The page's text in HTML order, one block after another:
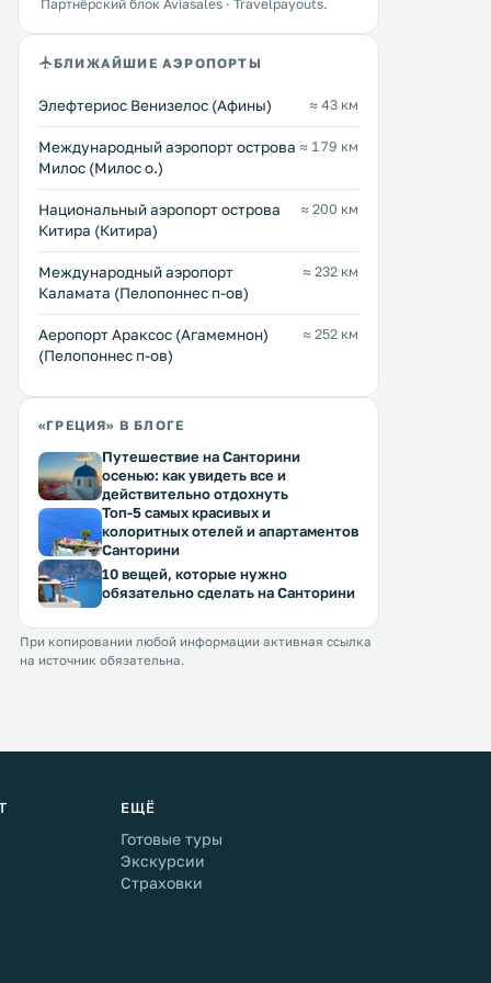
номеров, бесплатный WiFi в местах
общего пользования и бесплатная
частная парковка на территории
отеля. .
альтернативой
центре города. .
Партнёрский блок Aviasales · Travelpayouts.
БЛИЖАЙШИЕ АЭРОПОРТЫ
Элефтериос Венизелос (Афины) ≈ 43 км
Междунарoдный аэропорт острова
Милос (Милос о.)
≈ 179 км
Национальный аэропорт острова
Китира (Китира)
≈ 200 км
Международный аэропорт
Каламата (Пелопоннес п-ов)
≈ 232 км
Аеропорт Араксос (Агамемнон)
(Пелопоннес п-ов)
≈ 252 км
«ГРЕЦИЯ» В БЛОГЕ
Путешествие на Санторини
осенью: как увидеть все и
действительно отдохнуть
Топ-5 самых красивых и
колоритных отелей и апартаментов
Санторини
10 вещей, которые нужно
обязательно сделать на Санторини
При копировании любой информации активная ссылка
на источник обязательна.
ЕЩЁ
Готовые туры
Экскурсии
Страховки